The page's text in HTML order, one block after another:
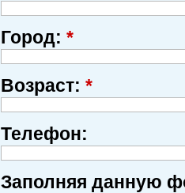
Город: *
Возраст: *
Телефон:
Заполняя данную